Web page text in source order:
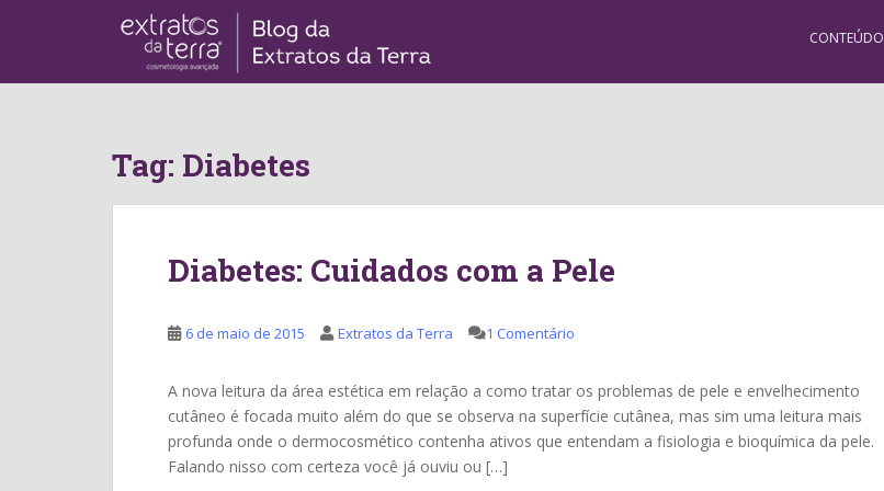
p
CONTEÚDO
Tag: Diabetes
Diabetes: Cuidados com a Pele
6 de maio de 2015 Extratos da Terra 1 Comentário
A nova leitura da área estética em relação a como tratar os problemas de pele e envelhecimento
cutâneo é focada muito além do que se observa na superfície cutânea, mas sim uma leitura mais
profunda onde o dermocosmético contenha ativos que entendam a fisiologia e bioquímica da pele.
Falando nisso com certeza você já ouviu ou […]